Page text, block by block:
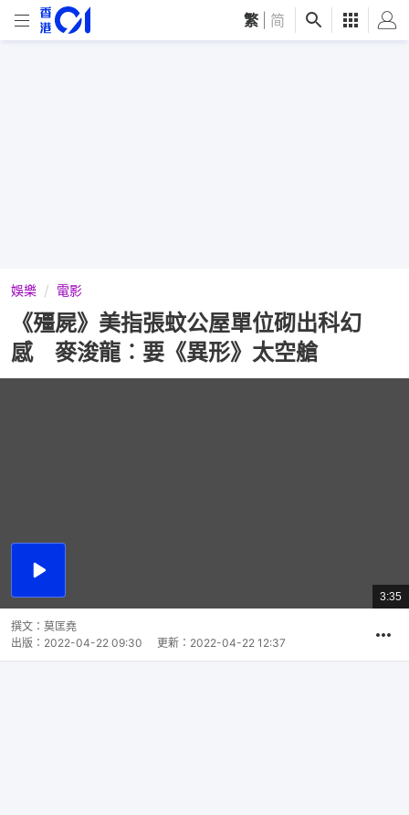
繁 简
娛樂 電影
《殭屍》美指張蚊公屋單位砌出科幻
感 麥浚龍︰要《異形》太空艙
播
總
共
3:35
撰文： 莫匡堯
出版： 2022-04-22 09:30 更新： 2022-04-22 12:37